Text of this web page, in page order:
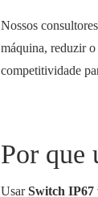
Nossos
máquina, reduzir
competitividade
Por que
UsarSwitch IP67